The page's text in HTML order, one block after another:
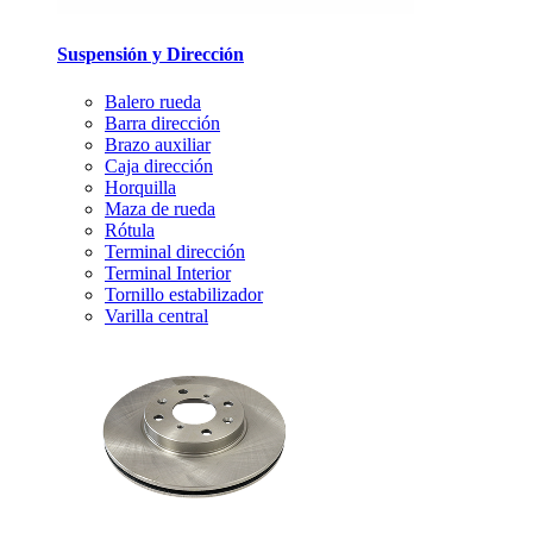
Suspensión y Dirección
Balero rueda
Barra dirección
Brazo auxiliar
Caja dirección
Horquilla
Maza de rueda
Rótula
Terminal dirección
Terminal Interior
Tornillo estabilizador
Varilla central